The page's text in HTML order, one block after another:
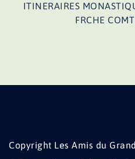
ITINERAIRES
FRCHE
Copyright Les Amis du